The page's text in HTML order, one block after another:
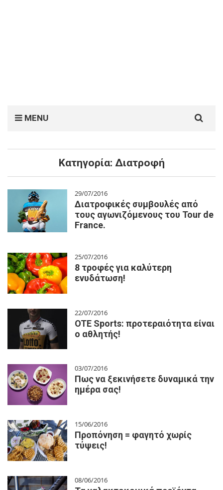
MENU
for:
Κατηγορία: Διατροφή
29/07/2016
Διατροφικές συμβουλές από
τους αγωνιζόμενους του Tour de
France.
25/07/2016
8 τροφές για καλύτερη
ενυδάτωση!
22/07/2016
OTE Sports: προτεραιότητα είναι
ο αθλητής!
03/07/2016
Πως να ξεκινήσετε δυναμικά την
ημέρα σας!
15/06/2016
Προπόνηση = φαγητό χωρίς
τύψεις!
08/06/2016